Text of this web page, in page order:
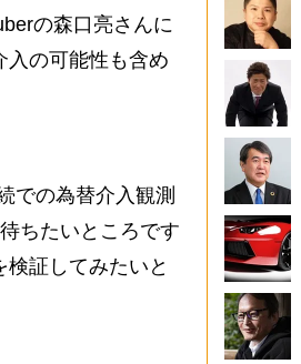
の森口亮さんに
入の可能性も含め
での為替介入観測
ちたいところです
証してみたいと